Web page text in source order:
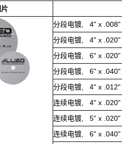
分段电镀, 4" x .008"
分段电镀, 4" x .020"
分段电镀, 6" x .020"
分段电镀, 6" x .040"
分段电镀, 4" x .012"
连续电镀, 4" x .020"
连续电镀, 5" x .020"
连续电镀, 6" x .040"